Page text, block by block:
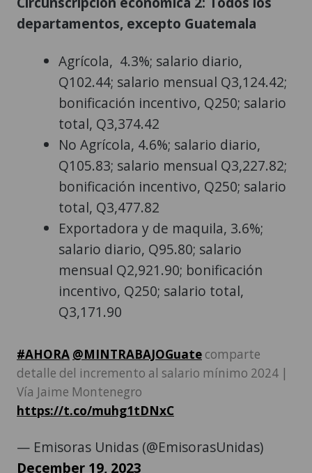
departamentos, excepto Guatemala
Agrícola, 4.3%; salario diario,
Q102.44; salario mensual Q3,124.42;
bonificación incentivo, Q250; salario
total, Q3,374.42
No Agrícola, 4.6%; salario diario,
Q105.83; salario mensual Q3,227.82;
bonificación incentivo, Q250; salario
total, Q3,477.82
Exportadora y de maquila, 3.6%;
salario diario, Q95.80; salario
mensual Q2,921.90; bonificación
incentivo, Q250; salario total,
Q3,171.90
#AHORA @MINTRABAJOGuate comparte
detalle del incremento al salario mínimo 2024 |
Vía Jaime Montenegro
https://t.co/muhg1tDNxC
— Emisoras Unidas (@EmisorasUnidas)
December 19, 2023